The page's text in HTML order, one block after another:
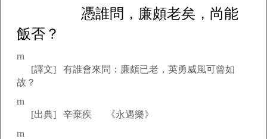
憑誰問，廉頗老矣，尚能
飯否？
rn
[譯文] 有誰會來問：廉頗已老，英勇威風可曾如
故？
rn
[出典] 辛棄疾 《永遇樂》
rn